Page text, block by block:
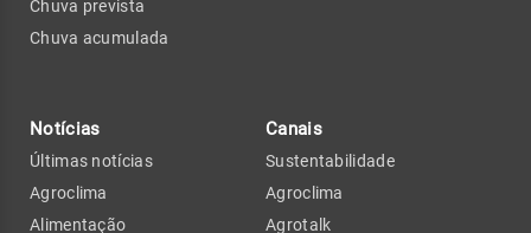
Chuva prevista
Chuva acumulada
Notícias
Últimas notícias
Agroclima
Alimentação
Canais
Sustentabilidade
Agroclima
Agrotalk